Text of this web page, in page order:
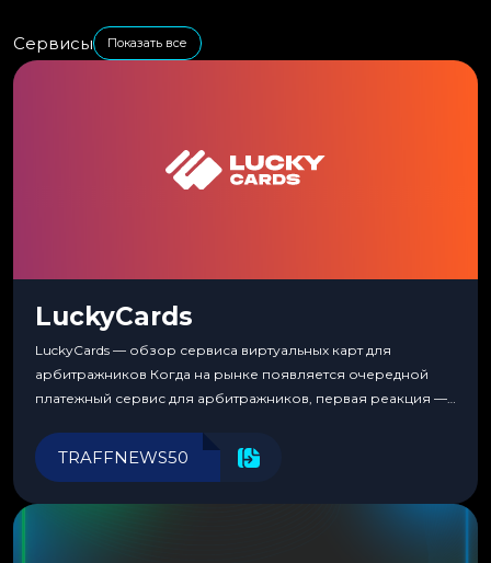
Сервисы Показать все
LuckyCards
LuckyCards — обзор сервиса виртуальных карт для
арбитражников Когда на рынке появляется очередной
платежный сервис для арбитражников, первая реакция —
перестаешь воспринимать всерьез любой новый продукт,
пока тот не докажет обратное делом. LuckyCards — история
TRAFFNEWS50